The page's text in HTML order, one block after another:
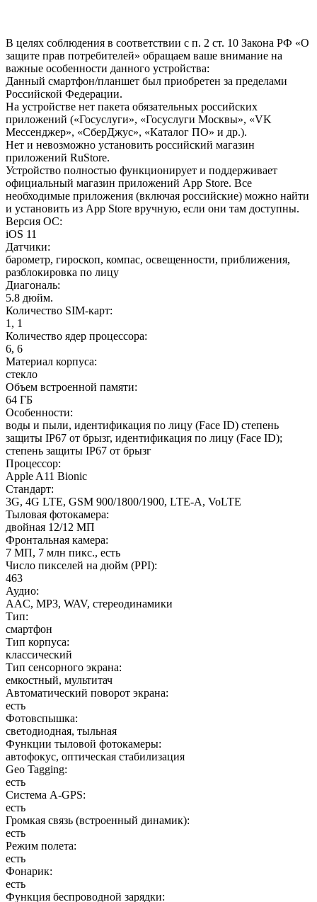
В целях соблюдения в соответствии с п. 2 ст. 10 Закона РФ «О
защите прав потребителей» обращаем ваше внимание на
важные особенности данного устройства:
Данный смартфон/планшет был приобретен за пределами
Российской Федерации.
На устройстве нет пакета обязательных российских
приложений («Госуслуги», «Госуслуги Москвы», «VK
Мессенджер», «СберДжус», «Каталог ПО» и др.).
Нет и невозможно установить российский магазин
приложений RuStore.
Устройство полностью функционирует и поддерживает
официальный магазин приложений App Store. Все
необходимые приложения (включая российские) можно найти
и установить из App Store вручную, если они там доступны.
Версия ОС:
iOS 11
Датчики:
барометр, гироскоп, компас, освещенности, приближения,
разблокировка по лицу
Диагональ:
5.8 дюйм.
Количество SIM-карт:
1, 1
Количество ядер процессора:
6, 6
Материал корпуса:
стекло
Объем встроенной памяти:
64 ГБ
Особенности:
воды и пыли, идентификация по лицу (Face ID) степень
защиты IP67 от брызг, идентификация по лицу (Face ID);
степень защиты IP67 от брызг
Процессор:
Apple A11 Bionic
Стандарт:
3G, 4G LTE, GSM 900/1800/1900, LTE-A, VoLTE
Тыловая фотокамера:
двойная 12/12 МП
Фронтальная камера:
7 МП, 7 млн пикс., есть
Число пикселей на дюйм (PPI):
463
Аудио:
AAC, MP3, WAV, стереодинамики
Тип:
смартфон
Тип корпуса:
классический
Тип сенсорного экрана:
емкостный, мультитач
Автоматический поворот экрана:
есть
Фотовспышка:
светодиодная, тыльная
Функции тыловой фотокамеры:
автофокус, оптическая стабилизация
Geo Tagging:
есть
Cистема A-GPS:
есть
Громкая связь (встроенный динамик):
есть
Режим полета:
есть
Фонарик:
есть
Функция беспроводной зарядки: